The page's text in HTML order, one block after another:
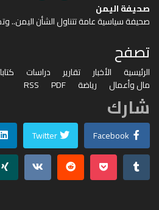
صحيفة اليمن
صحيفة سياسية عامة تتناول الشأن اليمن..
تصفح
الرئيسية الأخبار تقارير دراسات
مال وأعمال
رياضة PDF
RSS
شارك
Facebook
Twitter